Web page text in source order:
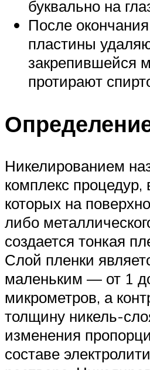
буквально на
После
пластины
закрепившейся
протирают
Никелированием
комплекс процедур,
которых на
либо
создается тонкая
Слой пленки
маленьким — от 1
микрометров, а
толщину никель-
изменения
составе